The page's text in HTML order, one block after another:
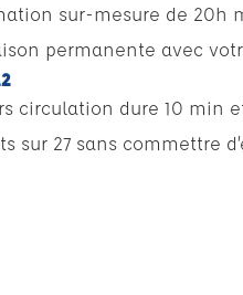
sur-mesure de 20h
permanente avec
circulation dure 10 min
sur 27 sans commettre